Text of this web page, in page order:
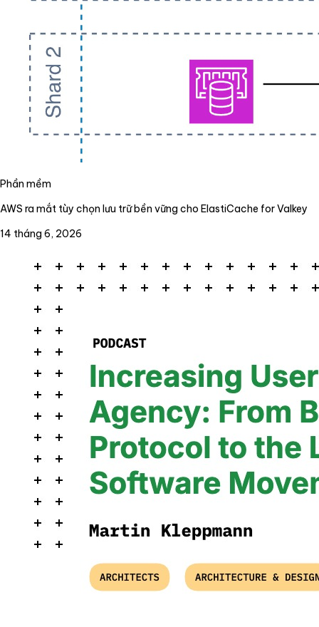
Phần mềm
AWS ra mắt tùy chọn lưu trữ bền vững cho ElastiCache for Valkey
14 tháng 6, 2026